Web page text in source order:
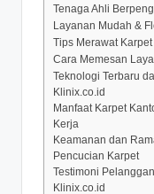
Tenaga Ahli
Layanan Mudah &
Tips Merawat
Cara Memesan
Teknologi Terbaru
Klinix.co.id
Manfaat Karpet
Kerja
Keamanan dan
Pencucian Karpet
Testimoni
Klinix.co.id